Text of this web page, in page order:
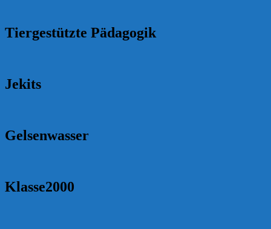
Tiergestützte Pädagogik
Jekits
Gelsenwasser
Klasse2000